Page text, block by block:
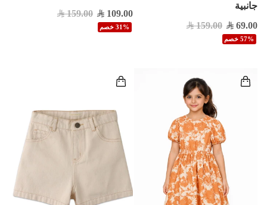
جانبية
69.00
159.00
57% خصم
109.00
159.00
31% خصم